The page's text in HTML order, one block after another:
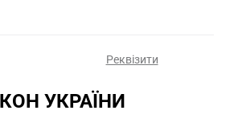
Реквізити
УКРАЇНИ